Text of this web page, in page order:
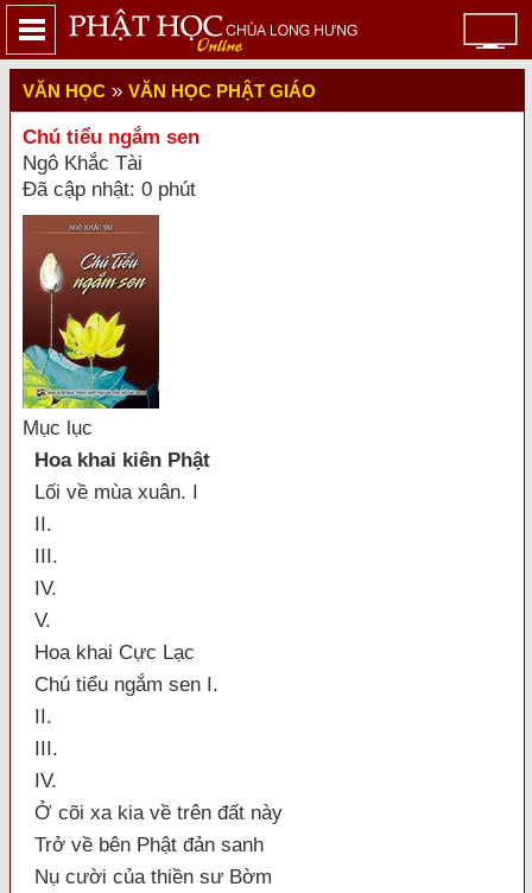
VĂN HỌC » VĂN HỌC PHẬT GIÁO
Chú tiểu ngắm sen
Ngô Khắc Tài
Đã cập nhật: 0 phút
Mục lục
Hoa khai kiên Phật
Lối về mùa xuân. I
II.
III.
IV.
V.
Hoa khai Cực Lạc
Chú tiểu ngắm sen I.
II.
III.
IV.
Ở cõi xa kia về trên đất này
Trở về bên Phật đản sanh
Nụ cười của thiền sư Bờm